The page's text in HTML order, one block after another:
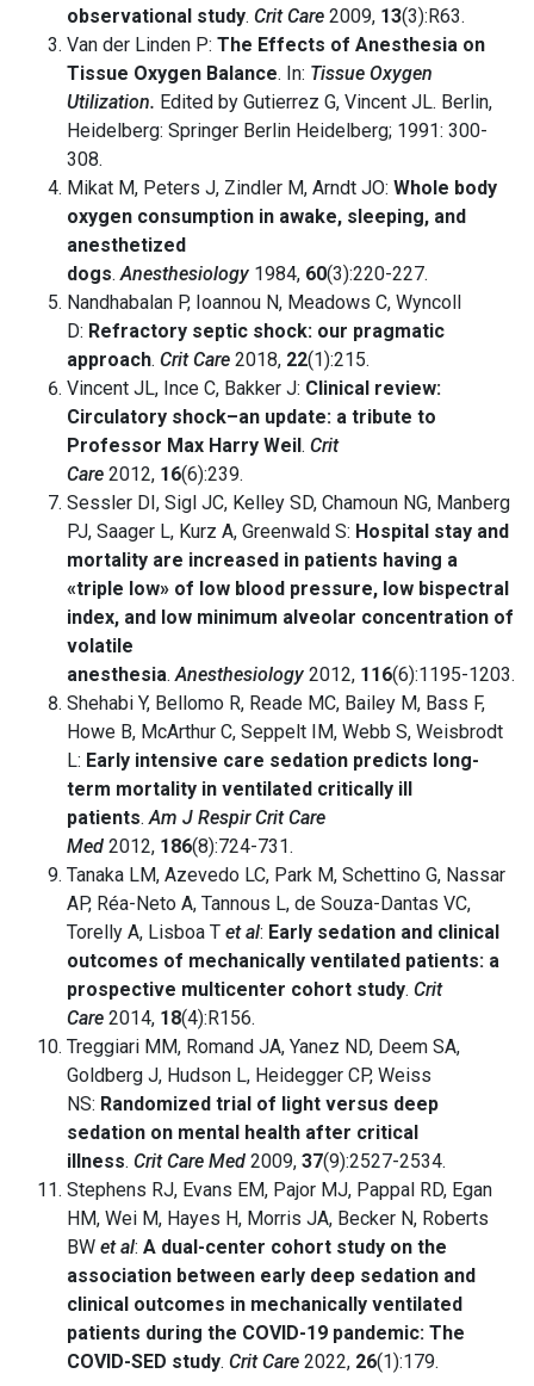
observational study. Crit Care 2009, 13(3):R63.
Van der Linden P: The Effects of Anesthesia on
Tissue Oxygen Balance. In: Tissue Oxygen
Utilization. Edited by Gutierrez G, Vincent JL. Berlin,
Heidelberg: Springer Berlin Heidelberg; 1991: 300-
308.
Mikat M, Peters J, Zindler M, Arndt JO: Whole body
oxygen consumption in awake, sleeping, and
anesthetized
dogs.Anesthesiology 1984, 60(3):220-227.
Nandhabalan P, Ioannou N, Meadows C, Wyncoll
D: Refractory septic shock: our pragmatic
approach. Crit Care 2018, 22(1):215.
Vincent JL, Ince C, Bakker J: Clinical review:
Circulatory shock–an update: a tribute to
Professor Max Harry Weil. Crit
Care 2012, 16(6):239.
Sessler DI, Sigl JC, Kelley SD, Chamoun NG, Manberg
PJ, Saager L, Kurz A, Greenwald S: Hospital stay and
mortality are increased in patients having a
«triple low» of low blood pressure, low bispectral
index, and low minimum alveolar concentration of
volatile
anesthesia.Anesthesiology 2012, 116(6):1195-1203.
Shehabi Y, Bellomo R, Reade MC, Bailey M, Bass F,
Howe B, McArthur C, Seppelt IM, Webb S, Weisbrodt
L: Early intensive care sedation predicts long-
term mortality in ventilated critically ill
patients.Am J Respir Crit Care
Med 2012, 186(8):724-731.
Tanaka LM, Azevedo LC, Park M, Schettino G, Nassar
AP, Réa-Neto A, Tannous L, de Souza-Dantas VC,
Torelly A, Lisboa T et al: Early sedation and clinical
outcomes of mechanically ventilated patients: a
prospective multicenter cohort study. Crit
Care 2014, 18(4):R156.
Treggiari MM, Romand JA, Yanez ND, Deem SA,
Goldberg J, Hudson L, Heidegger CP, Weiss
NS: Randomized trial of light versus deep
sedation on mental health after critical
illness. Crit Care Med 2009, 37(9):2527-2534.
Stephens RJ, Evans EM, Pajor MJ, Pappal RD, Egan
HM, Wei M, Hayes H, Morris JA, Becker N, Roberts
BW et al: A dual-center cohort study on the
association between early deep sedation and
clinical outcomes in mechanically ventilated
patients during the COVID-19 pandemic: The
COVID-SED study. Crit Care 2022, 26(1):179.